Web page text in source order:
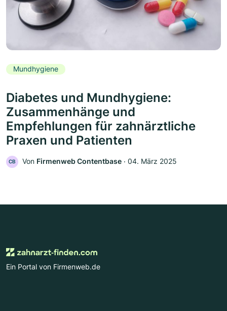
Mundhygiene
Diabetes und Mundhygiene:
Zusammenhänge und
Empfehlungen für zahnärztliche
Praxen und Patienten
CB Von Firmenweb Contentbase ‧ 04. März 2025
Ein Portal von Firmenweb.de